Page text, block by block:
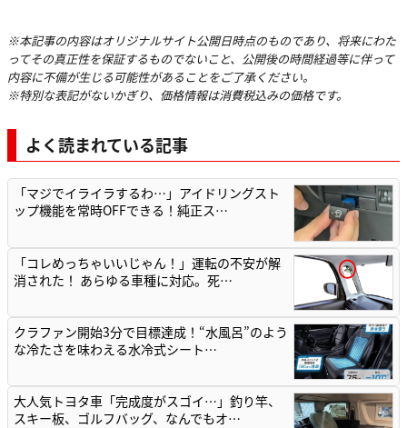
※本記事の内容はオリジナルサイト公開日時点のものであり、将来にわた
ってその真正性を保証するものでないこと、公開後の時間経過等に伴って
内容に不備が生じる可能性があることをご了承ください。
※特別な表記がないかぎり、価格情報は消費税込みの価格です。
よく読まれている記事
「マジでイライラするわ…」アイドリングスト
ップ機能を常時OFFできる！純正ス…
「コレめっちゃいいじゃん！」運転の不安が解
消された！ あらゆる車種に対応。死…
クラファン開始3分で目標達成！“水風呂”のよう
な冷たさを味わえる水冷式シート…
大人気トヨタ車「完成度がスゴイ…」釣り竿、
スキー板、ゴルフバッグ、なんでもオ…